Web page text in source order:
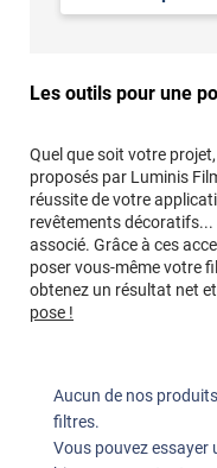
Les outils pour une
Quel que soit votre
proposés par Luminis
réussite de votre
revêtements
associé. Grâce à ces
poser vous-même votre
obtenez un résultat net
pose !
Aucun de nos
filtres.
Vous pouvez essayer